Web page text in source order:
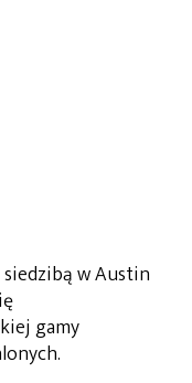
siedzibą w Austin
gamy